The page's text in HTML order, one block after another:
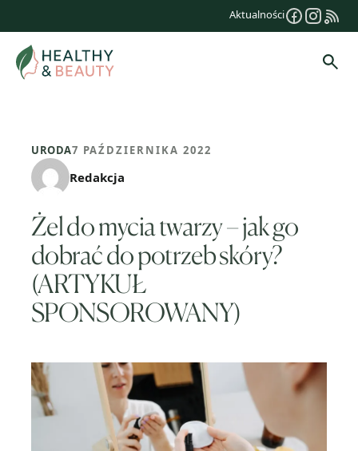
treści
Aktualności
URODA7 PAŹDZIERNIKA 2022
Redakcja
Żel do mycia twarzy – jak go
dobrać do potrzeb skóry?
(ARTYKUŁ
SPONSOROWANY)